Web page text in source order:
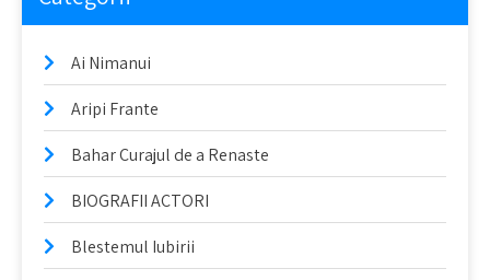
Ai Nimanui
Aripi Frante
Bahar Curajul de a Renaste
BIOGRAFII ACTORI
Blestemul Iubirii